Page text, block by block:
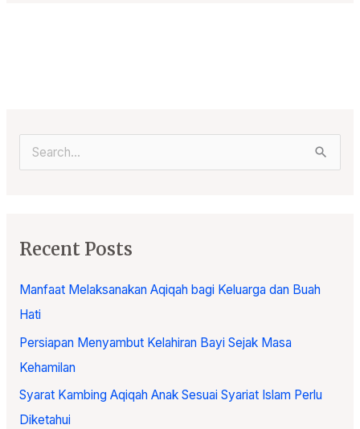
c
Recent Posts
Manfaat Melaksanakan Aqiqah bagi Keluarga dan Buah
Hati
Persiapan Menyambut Kelahiran Bayi Sejak Masa
Kehamilan
Syarat Kambing Aqiqah Anak Sesuai Syariat Islam Perlu
Diketahui